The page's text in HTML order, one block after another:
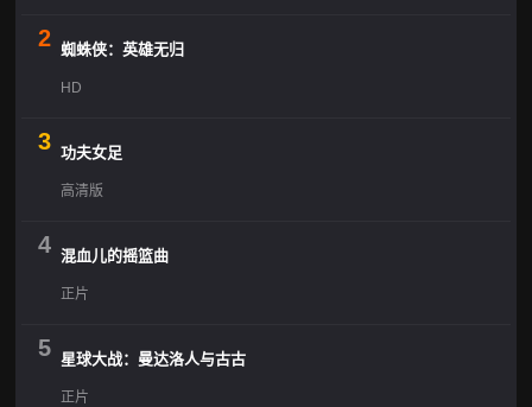
2 蜘蛛侠：英雄无归
HD
3 功夫女足
高清版
4 混血儿的摇篮曲
正片
5 星球大战：曼达洛人与古古
正片